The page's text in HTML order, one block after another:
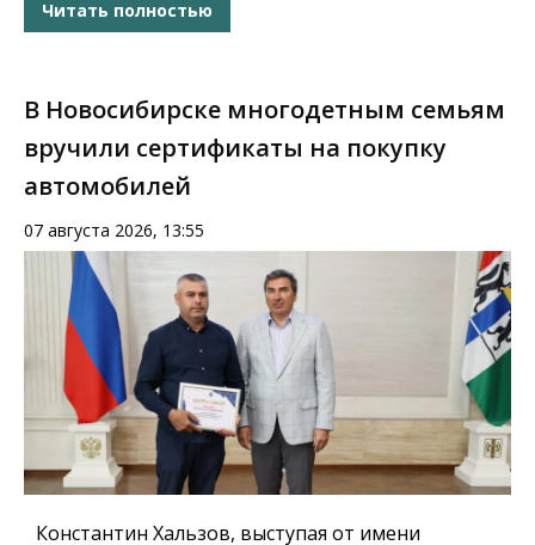
Читать полностью
В Новосибирске многодетным семьям
вручили сертификаты на покупку
автомобилей
07 августа 2026, 13:55
Константин Хальзов, выступая от имени